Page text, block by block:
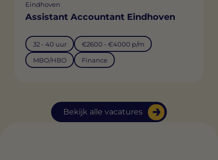
Bekijk alle vacatures
Eindhoven
Assistant Accountant Eindhoven
32 - 40 uur €2600 - €4000 p/m
MBO/HBO Finance